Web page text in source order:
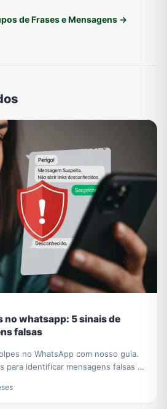
de Frases e Mensagens →
no whatsapp: 5 sinais de
falsas
no WhatsApp com nosso guia.
para identificar mensagens falsas e
criminosos.